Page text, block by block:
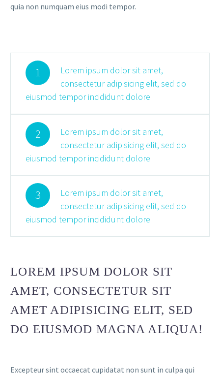
quia non numquam eius modi tempor.
1
Lorem ipsum dolor sit amet,
consectetur adipisicing elit, sed do
eiusmod tempor incididunt dolore
2
Lorem ipsum dolor sit amet,
consectetur adipisicing elit, sed do
eiusmod tempor incididunt dolore
3
Lorem ipsum dolor sit amet,
consectetur adipisicing elit, sed do
eiusmod tempor incididunt dolore
LOREM IPSUM DOLOR SIT
AMET, CONSECTETUR SIT
AMET ADIPISICING ELIT, SED
DO EIUSMOD MAGNA ALIQUA!
Excepteur sint occaecat cupidatat non sunt in culpa qui